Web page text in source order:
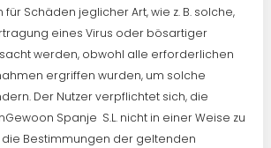
Schäden jeglicher Art, wie z. B. solche,
eines Virus oder bösartiger
werden, obwohl alle erforderlichen
ergriffen wurden, um solche
Der Nutzer verpflichtet sich, die
Spanje S.L. nicht in einer Weise zu
Bestimmungen der geltenden